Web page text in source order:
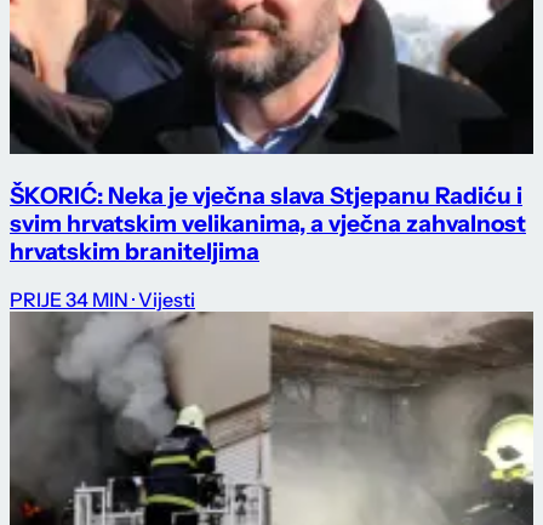
ŠKORIĆ: Neka je vječna slava Stjepanu Radiću i
svim hrvatskim velikanima, a vječna zahvalnost
hrvatskim braniteljima
PRIJE 34 MIN · Vijesti